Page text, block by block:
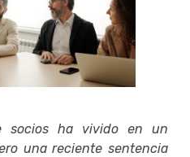
socios ha vivido en un
una reciente sentencia